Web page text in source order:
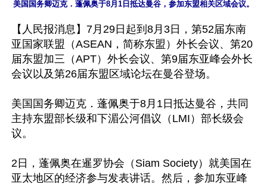
【人民报消息】7月29日起到8月3日，第52届东南
亚国家联盟（ASEAN，简称东盟）外长会议、第20
届东盟加三（APT）外长会议、第9届东亚峰会外长
会议以及第26届东盟区域论坛在曼谷登场。
美国国务卿迈克．蓬佩奥于8月1日抵达曼谷，共同
主持东盟部长级和下湄公河倡议（LMI）部长级会
议。
2日，蓬佩奥在暹罗协会（Siam Society）就美国在
亚太地区的经济参与发表讲话。然后，参加东亚峰